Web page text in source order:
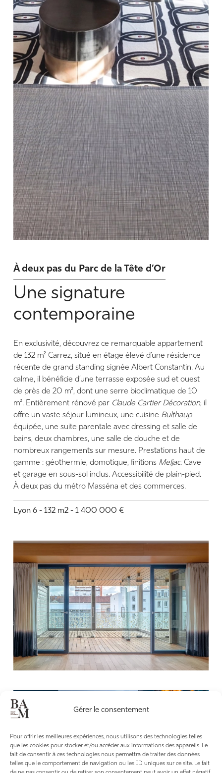
Gérer le consentement
Pour offrir les meilleures expériences, nous utilisons des technologies telles
que les cookies pour stocker et/ou accéder aux informations des appareils. Le
fait de consentir à ces technologies nous permettra de traiter des données
telles que le comportement de navigation ou les ID uniques sur ce site. Le fait
À deux pas du Parc de la Tête d’Or
Une signature
contemporaine
En exclusivité, découvrez ce remarquable appartement
de 132 m² Carrez, situé en étage élevé d’une résidence
récente de grand standing signée Albert Constantin. Au
calme, il bénéficie d’une terrasse exposée sud et ouest
de près de 20 m², dont une serre bioclimatique de 10
m². Entièrement rénové par Claude Cartier Décoration, il
offre un vaste séjour lumineux, une cuisine Bulthaup
équipée, une suite parentale avec dressing et salle de
bains, deux chambres, une salle de douche et de
nombreux rangements sur mesure. Prestations haut de
gamme : géothermie, domotique, finitions Meljac. Cave
et garage en sous-sol inclus. Accessibilité de plain-pied.
À deux pas du métro Masséna et des commerces.
Lyon 6 - 132 m2 - 1 400 000 €